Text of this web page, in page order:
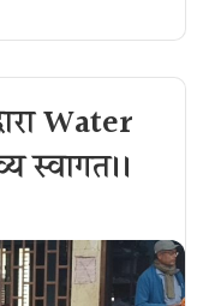
Water
स्वागत।।